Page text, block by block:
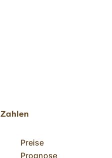
Zahlen
Preise
Prognose